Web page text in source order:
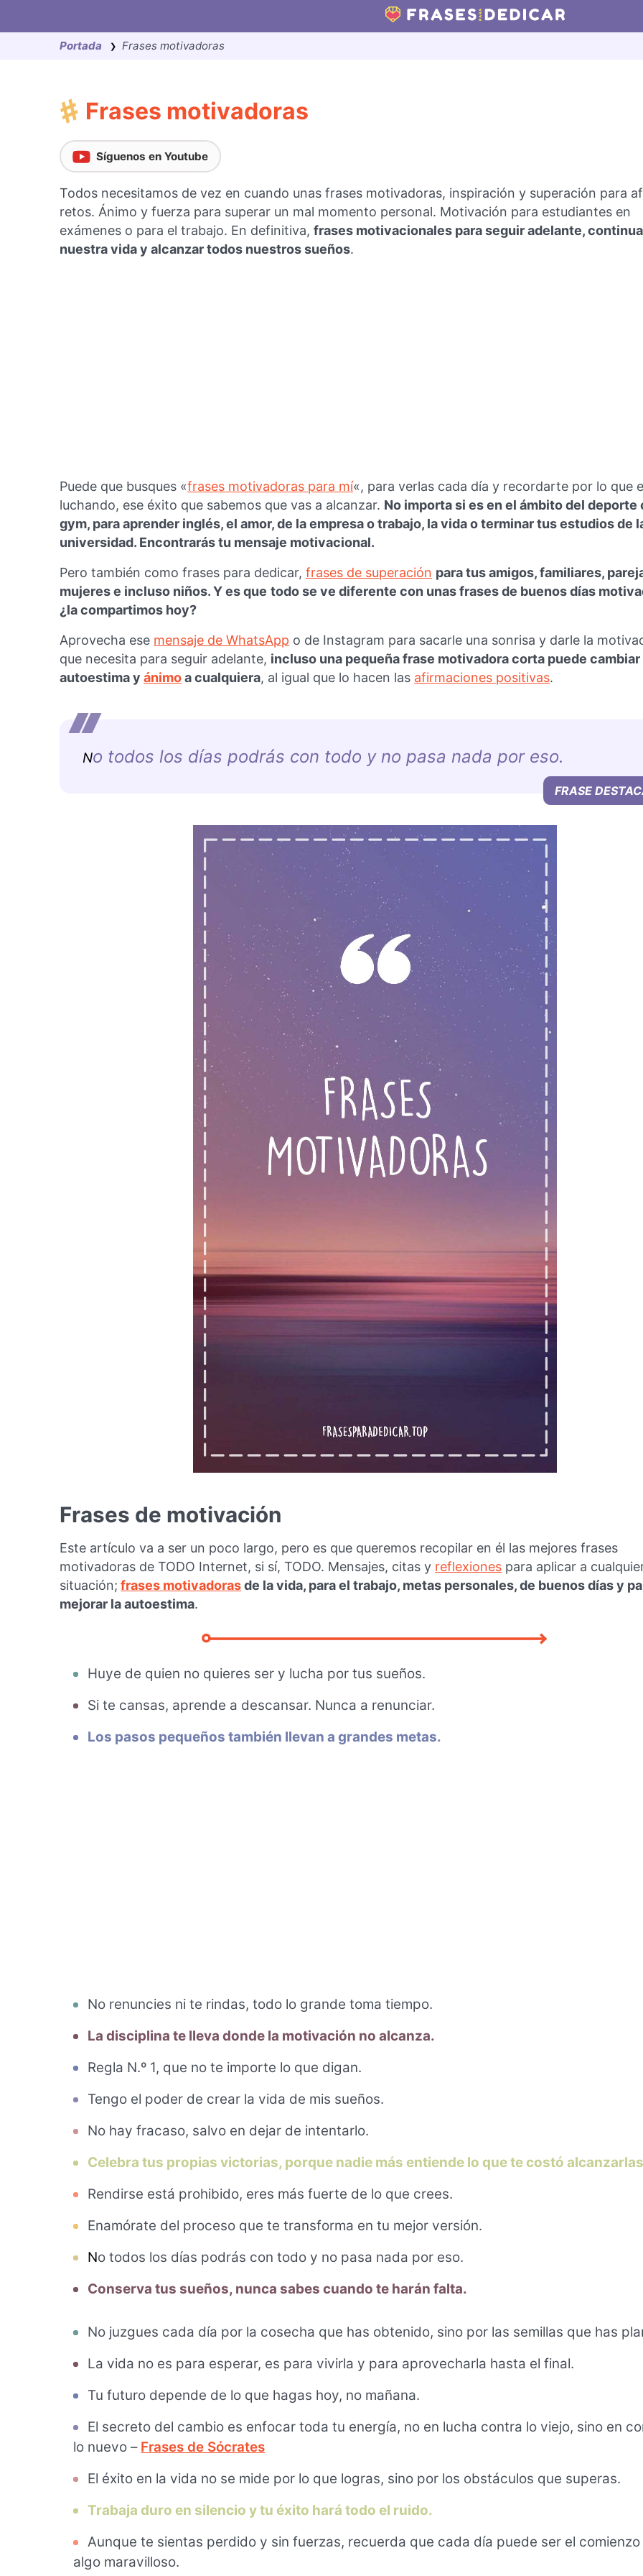
contenidoPortada ❯ Frases motivadoras
Frases motivadoras
Síguenos en Youtube
Todos necesitamos de vez en cuando unas frases motivadoras, inspiración y superación para
retos. Ánimo y fuerza para superar un mal momento personal. Motivación para estudiantes en
exámenes o para el trabajo. En definitiva,frases motivacionales para seguir adelante,
nuestra vida y alcanzar todos nuestros sueños.
Puede que busques «frases motivadoras para mí«, para verlas cada día y recordarte por lo que
luchando, ese éxito que sabemos que vas a alcanzar. No importa si es en el ámbito del deporte
gym, para aprender inglés, el amor, de la empresa o trabajo, la vida o terminar tus estudios de
universidad. Encontrarás tu mensaje motivacional.
Pero también como frases para dedicar,frases de superación para tus amigos, familiares,
mujeres e incluso niños. Y es que todo se ve diferente con unas frases de buenos días
¿la compartimos hoy?
Aprovecha ese mensaje de WhatsApp o de Instagram para sacarle una sonrisa y darle la
que necesita para seguir adelante, incluso una pequeña frase motivadora corta puede cambiar
autoestima yánimoa cualquiera, al igual que lo hacen las afirmaciones positivas.
No todos los días podrás con todo y no pasa nada por eso.
Frases de motivación
Este artículo va a ser un poco largo, pero es que queremos recopilar en él las mejores frases
motivadoras de TODO Internet, si sí, TODO. Mensajes, citas y reflexiones para aplicar a
situación; frases motivadorasde la vida, para el trabajo, metas personales, de buenos días y
mejorar la autoestima.
Huye de quien no quieres ser y lucha por tus sueños.
Si te cansas, aprende a descansar. Nunca a renunciar.
Los pasos pequeños también llevan a grandes metas.
No renuncies ni te rindas, todo lo grande toma tiempo.
La disciplina te lleva donde la motivación no alcanza.
Regla N.º 1, que no te importe lo que digan.
Tengo el poder de crear la vida de mis sueños.
No hay fracaso, salvo en dejar de intentarlo.
Celebra tus propias victorias, porque nadie más entiende lo que te costó
Rendirse está prohibido, eres más fuerte de lo que crees.
Enamórate del proceso que te transforma en tu mejor versión.
No todos los días podrás con todo y no pasa nada por eso.
Conserva tus sueños, nunca sabes cuando te harán falta.
No juzgues cada día por la cosecha que has obtenido, sino por las semillas que has
La vida no es para esperar, es para vivirla y para aprovecharla hasta el final.
Tu futuro depende de lo que hagas hoy, no mañana.
El secreto del cambio es enfocar toda tu energía, no en lucha contra lo viejo, sino en
lo nuevo – Frases de Sócrates
El éxito en la vida no se mide por lo que logras, sino por los obstáculos que superas.
Trabaja duro en silencio y tu éxito hará todo el ruido.
Aunque te sientas perdido y sin fuerzas, recuerda que cada día puede ser el comienzo
algo maravilloso.